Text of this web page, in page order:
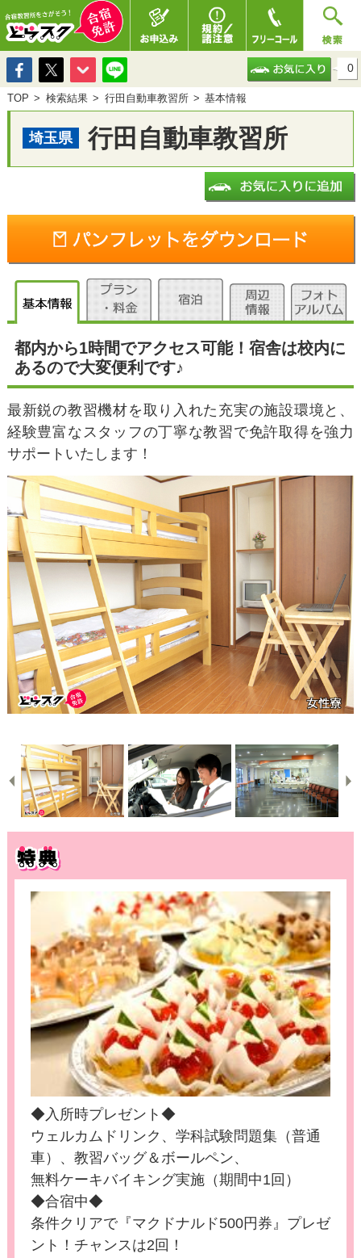
0
TOP 検索結果 行田自動車教習所 基本情報
埼玉県 行田自動車教習所
都内から1時間でアクセス可能！宿舎は校内に
あるので大変便利です♪
最新鋭の教習機材を取り入れた充実の施設環境と、
経験豊富なスタッフの丁寧な教習で免許取得を強力
サポートいたします！
◆入所時プレゼント◆
ウェルカムドリンク、学科試験問題集（普通
車）、教習バッグ＆ボールペン、
無料ケーキバイキング実施（期間中1回）
◆合宿中◆
条件クリアで『マクドナルド500円券』プレゼ
ント！チャンスは2回！